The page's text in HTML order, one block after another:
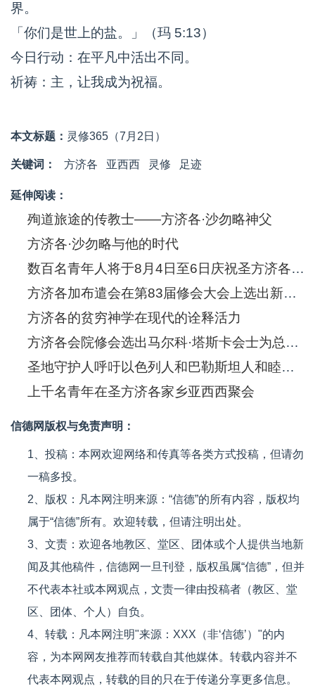
界。
「你们是世上的盐。」（玛 5:13）
今日行动：在平凡中活出不同。
祈祷：主，让我成为祝福。
本文标题： 灵修365（7月2日）
关键词： 方济各 亚西西 灵修 足迹
延伸阅读：
殉道旅途的传教士——方济各·沙勿略神父
方济各·沙勿略与他的时代
数百名青年人将于8月4日至6日庆祝圣方济各·沙勿略诞生五百年
方济各加布遣会在第83届修会大会上选出新的总会长
方济各的贫穷神学在现代的诠释活力
方济各会院修会选出马尔科·塔斯卡会士为总会长
圣地守护人呼吁以色列人和巴勒斯坦人和睦共处
上千名青年在圣方济各家乡亚西西聚会
信德网版权与免责声明：
1、投稿：本网欢迎网络和传真等各类方式投稿，但请勿
一稿多投。
2、版权：凡本网注明来源：“信德”的所有内容，版权均
属于“信德”所有。欢迎转载，但请注明出处。
3、文责：欢迎各地教区、堂区、团体或个人提供当地新
闻及其他稿件，信德网一旦刊登，版权虽属“信德”，但并
不代表本社或本网观点，文责一律由投稿者（教区、堂
区、团体、个人）自负。
4、转载：凡本网注明"来源：XXX（非‘信德’）"的内
容，为本网网友推荐而转载自其他媒体。转载内容并不
代表本网观点，转载的目的只在于传递分享更多信息。